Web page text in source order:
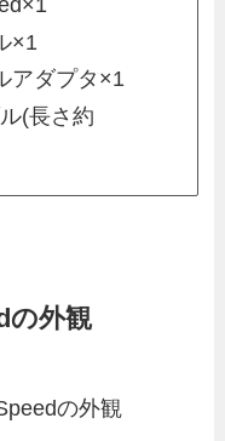
×1
アダプタ×1
(長さ約
の外観